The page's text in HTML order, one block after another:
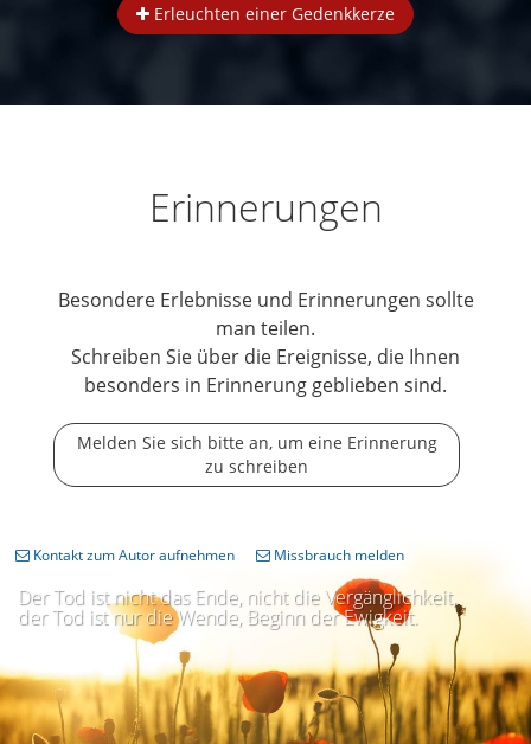
Erleuchten einer Gedenkkerze
Erinnerungen
Besondere Erlebnisse und Erinnerungen sollte
man teilen.
Schreiben Sie über die Ereignisse, die Ihnen
besonders in Erinnerung geblieben sind.
Melden Sie sich bitte an, um eine Erinnerung
zu schreiben
Der Tod ist nicht das Ende, nicht die Vergänglichkeit,
der Tod ist nur die Wende, Beginn der Ewigkeit.
Kontakt zum Autor aufnehmen Missbrauch melden